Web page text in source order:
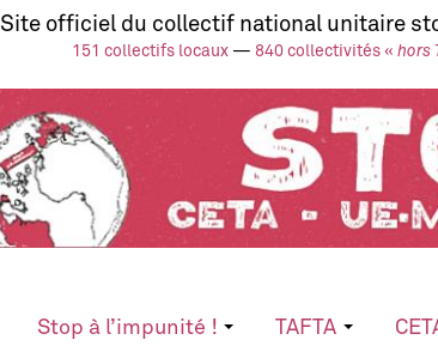
Site officiel du collectif national unitaire
151 collectifs locaux— 840 collectivités « hors
Stop à l’impunité ! TAFTA